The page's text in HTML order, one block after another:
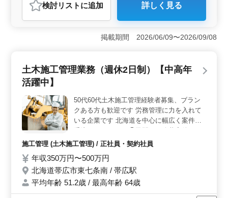
おすすめポイント
＜募集概要＞ 北海道帯広市に位置する建設コンサルタ
ントでは、50代以上の経験豊富な方々を発注者支援業務
に募集しています。北海道全域に現場があり、車通勤可
工事監督支援業務で、品質や工程、安全の管理や設計図
の変更や修正、測量、書類作成や提出などを担当しま
木施工管理技士や普通自動車運転免許が必要で、技術士
またはRCCMの資格があれば尚可です。 ＜給与・福
利厚生＞ 年収は450万円から600万円で、通勤手当が全
額支給されます。福利厚生も整っており、雇用、労災、
健康、厚生についても充実しています。時間外勤務は月
30時間程度となっています。
検討リスト に追加 詳しく見る
掲載期間 2026/06/09〜2026/09/08
土木施工管理業務（週休2日制）【中高年
活躍中】
50代60代土木施工管理経験者募集、ブラン
クある方も歓迎です 労務管理に力を入れて
いる企業です 北海道を中心に幅広く案件を
・道路・橋梁・トンネル・港湾・河川・ダ
ます ・現場の取りまとめ ・予算管理 ・施工
図の作成 ※案件増加によりベテラン層も積
極採用中です
施工管理 (土木施工管理) / 正社員・契約社員
年収350万円〜500万円
北海道帯広市東七条南 / 帯広駅
平均年齢 51.2歳 / 最高年齢 64歳